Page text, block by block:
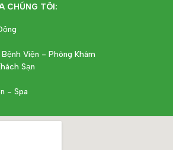
CHÚNG TÔI:
Viện - Phòng Khám
Sạn
- Spa